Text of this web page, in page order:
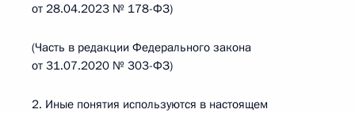
от 28.04.2023 № 178-ФЗ)
(Часть в редакции Федерального закона
от 31.07.2020 № 303-ФЗ)
2. Иные понятия используются в настоящем